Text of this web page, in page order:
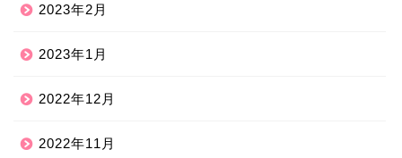
2023年2月
2023年1月
2022年12月
2022年11月